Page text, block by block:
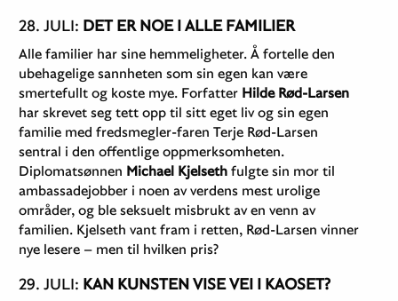
28. JULI: DET ER NOE I ALLE FAMILIER
Alle familier har sine hemmeligheter. Å fortelle den
ubehagelige sannheten som sin egen kan være
smertefullt og koste mye. Forfatter Hilde Rød-Larsen
har skrevet seg tett opp til sitt eget liv og sin egen
familie med fredsmegler-faren Terje Rød-Larsen
sentral i den offentlige oppmerksomheten.
Diplomatsønnen Michael Kjelsethfulgte sin mor til
ambassadejobber i noen av verdens mest urolige
områder, og ble seksuelt misbrukt av en venn av
familien. Kjelseth vant fram i retten, Rød-Larsen vinner
nye lesere – men til hvilken pris?
29. JULI: KAN KUNSTEN VISE VEI I KAOSET?